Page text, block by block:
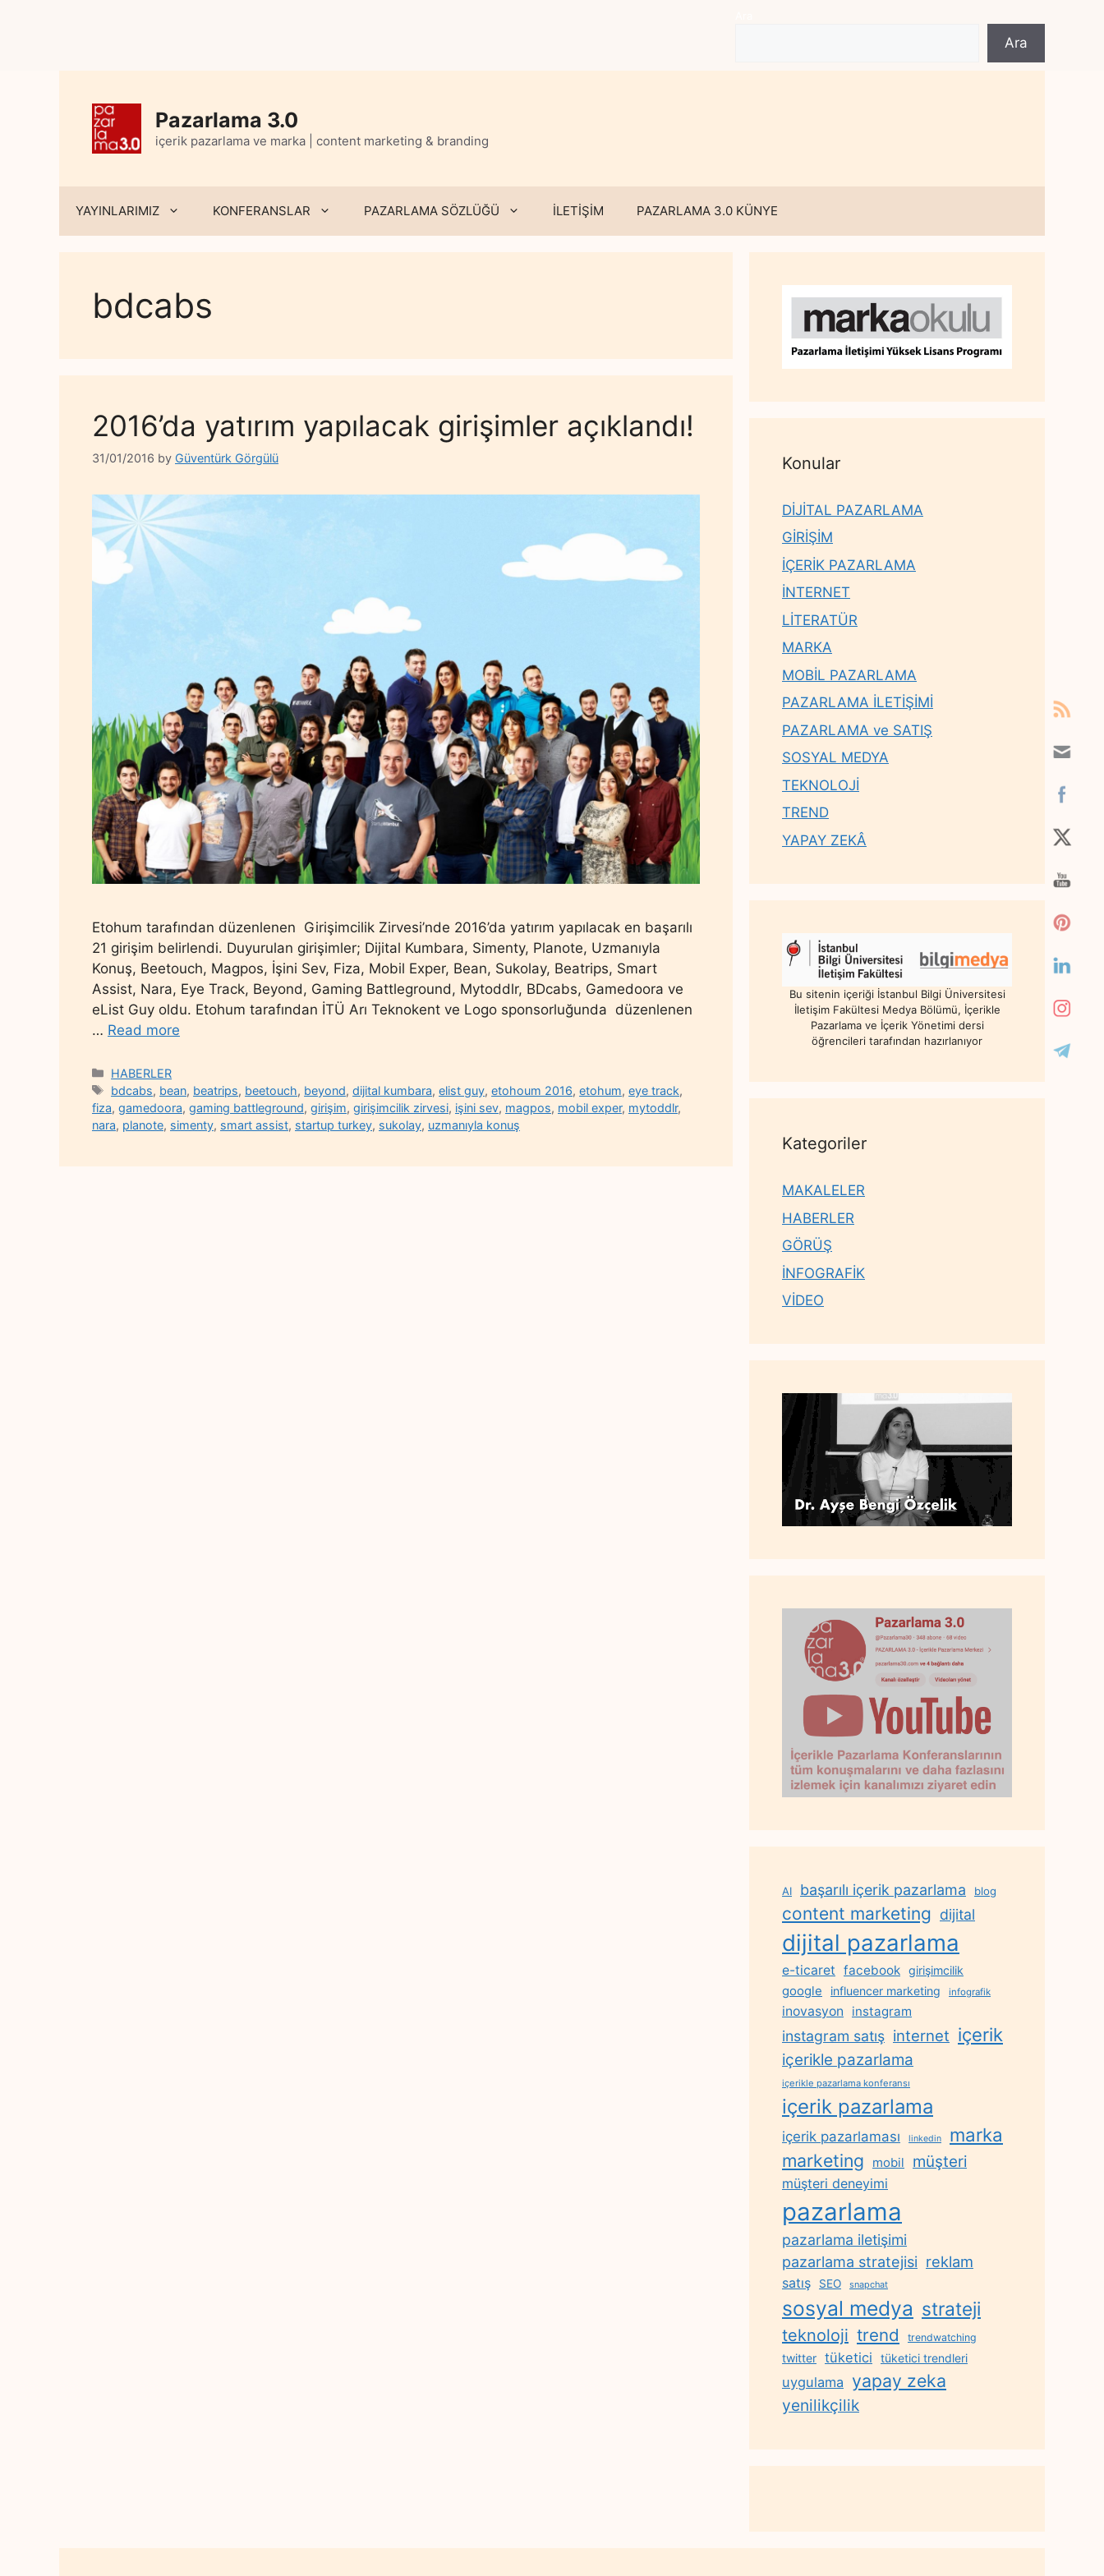
Ara
Pazarlama 3.0
içerik pazarlama ve marka | content marketing & branding
YAYINLARIMIZ KONFERANSLAR PAZARLAMA SÖZLÜĞÜ İLETİŞİM PAZARLAMA 3.0 KÜNYE
bdcabs
2016’da yatırım yapılacak girişimler açıklandı!
31/01/2016 by Güventürk Görgülü
Etohum tarafından düzenlenen Girişimcilik Zirvesi’nde 2016’da yatırım yapılacak en başarılı
21 girişim belirlendi. Duyurulan girişimler; Dijital Kumbara, Simenty, Planote, Uzmanıyla
Konuş, Beetouch, Magpos, İşini Sev, Fiza, Mobil Exper, Bean, Sukolay, Beatrips, Smart
Assist, Nara, Eye Track, Beyond, Gaming Battleground, Mytoddlr, BDcabs, Gamedoora ve
eList Guy oldu. Etohum tarafından İTÜ Arı Teknokent ve Logo sponsorluğunda düzenlenen
… Read more
Categories
HABERLER
Tags
bdcabs, bean, beatrips, beetouch, beyond,dijital kumbara,elist guy,etohoum 2016,etohum,eye track,
fiza, gamedoora, gaming battleground, girişim, girişimcilik zirvesi, işini sev, magpos, mobil exper, mytoddlr,
nara, planote, simenty, smart assist, startup turkey, sukolay, uzmanıyla konuş
Konular
DİJİTAL PAZARLAMA
GİRİŞİM
İÇERİK PAZARLAMA
İNTERNET
LİTERATÜR
MARKA
MOBİL PAZARLAMA
PAZARLAMA İLETİŞİMİ
PAZARLAMA ve SATIŞ
SOSYAL MEDYA
TEKNOLOJİ
TREND
YAPAY ZEKÂ
Bu sitenin içeriği İstanbul Bilgi Üniversitesi
İletişim Fakültesi Medya Bölümü, İçerikle
Pazarlama ve İçerik Yönetimi dersi
öğrencileri tarafından hazırlanıyor
Kategoriler
MAKALELER
HABERLER
GÖRÜŞ
İNFOGRAFİK
VİDEO
AI başarılı içerik pazarlama blog
content marketing dijital
dijital pazarlama
e-ticaret facebook girişimcilik
google influencer marketing infografik
inovasyon instagram
instagram satış internet içerik
içerikle pazarlama
içerikle pazarlama konferansı
içerik pazarlama
içerik pazarlaması linkedin marka
marketing mobil müşteri
müşteri deneyimi
pazarlama
pazarlama iletişimi
pazarlama stratejisi reklam
satış SEO snapchat
sosyal medya strateji
teknoloji trend trendwatching
twitter tüketici tüketici trendleri
uygulama yapay zeka
yenilikçilik